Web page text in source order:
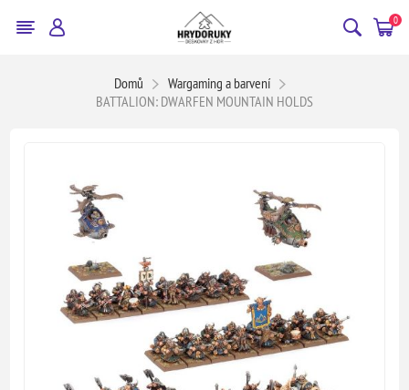
0
Domů
Wargaming a barvení
BATTALION: DWARFEN MOUNTAIN HOLDS